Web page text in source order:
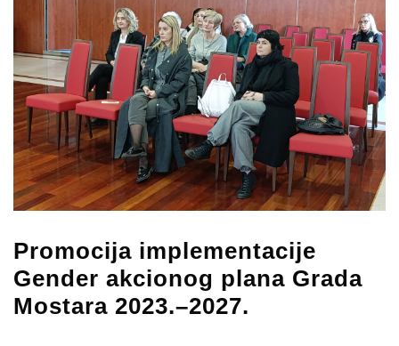
Promocija implementacije
Gender akcionog plana Grada
Mostara 2023.–2027.